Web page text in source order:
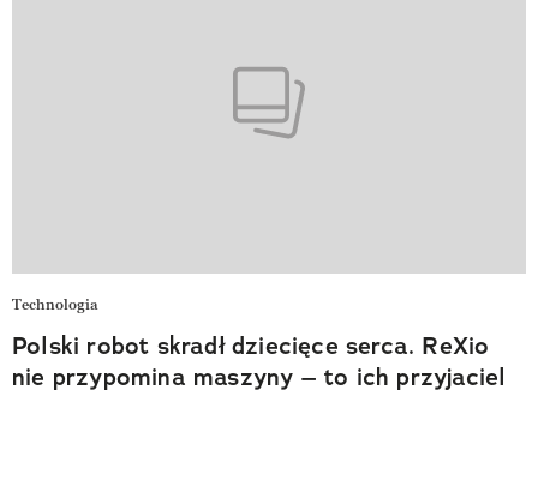
Technologia
Polski robot skradł dziecięce serca. ReXio
nie przypomina maszyny – to ich przyjaciel